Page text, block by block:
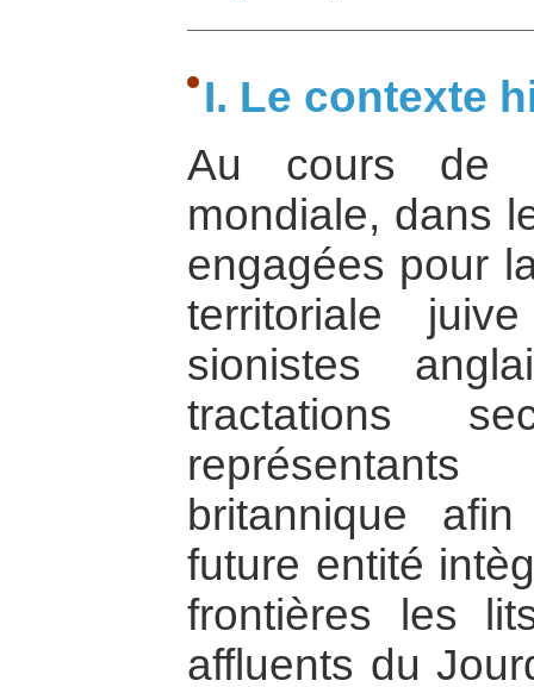
I. Le contexte
Au cours de
mondiale, dans
engagées pour
territoriale
sionistes
tractations
britannique
future entité
frontières les
affluents du